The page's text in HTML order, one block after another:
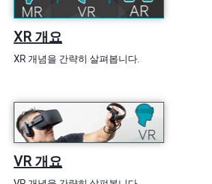
XR 개요
XR 개념을 간략히 살펴봅니다.
VR 개요